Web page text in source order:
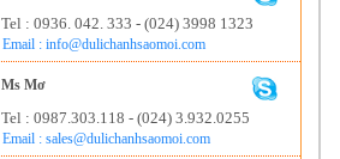
Tel : 0936. 042. 333 - (024) 3998 1323
Email : info@dulichanhsaomoi.com
Ms Mơ
Tel : 0987.303.118 - (024) 3.932.0255
Email : sales@dulichanhsaomoi.com